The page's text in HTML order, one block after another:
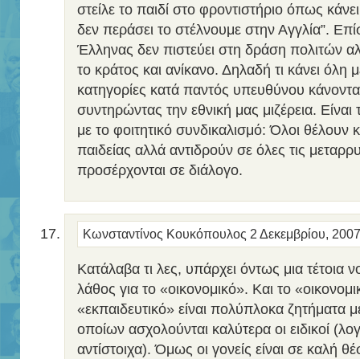
στείλε το παιδί στο φροντιστήριο όπως
δεν περάσει το στέλνουμε στην Αγγλία”.
Έλληνας δεν πιστεύει στη δράση πολιτών
το κράτος και ανίκανο. Δηλαδή τι κάνει όλη
κατηγορίες κατά παντός υπευθύνου
συντηρώντας την εθνική μας μιζέρεια. Είναι
με το φοιτητικό συνδικαλισμό: Όλοι θέλουν
παιδείας αλλά αντιδρούν σε όλες τις
προσέρχονται σε διάλογο.
Κωνσταντίνος Κουκόπουλος 2 Δεκεμβρίου,
Κατάλαβα τι λες, υπάρχει όντως μια τέτοια
λάθος για το «οικονομικό». Και το
«εκπαιδευτικό» είναι πολύπλοκα ζητήματα
οποίων ασχολούνται καλύτερα οι ειδικοί
αντίστοιχα). Όμως οι γονείς είναι σε καλή